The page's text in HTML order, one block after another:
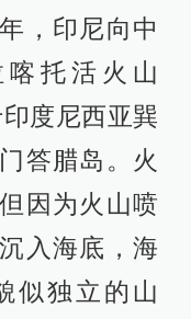
，印尼向中
托活火山
度尼西亚巽
答腊岛。火
因为火山喷
入海底，海
似独立的山